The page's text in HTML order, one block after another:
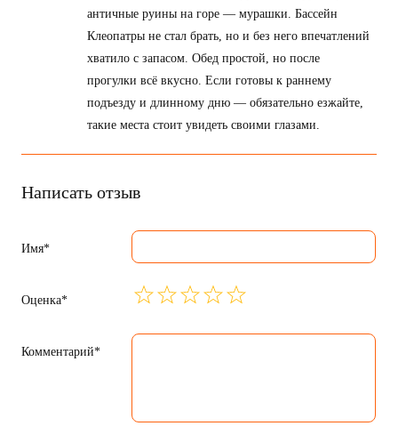
античные руины на горе — мурашки. Бассейн
Клеопатры не стал брать, но и без него впечатлений
хватило с запасом. Обед простой, но после
прогулки всё вкусно. Если готовы к раннему
подъезду и длинному дню — обязательно езжайте,
такие места стоит увидеть своими глазами.
Написать отзыв
Имя*
Оценка*
Комментарий*